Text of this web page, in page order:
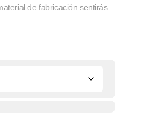
de fabricación sentirás